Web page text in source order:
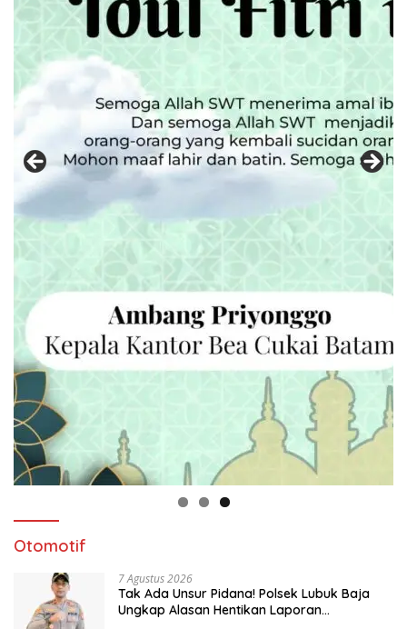
Otomotif
7 Agustus 2026
Tak Ada Unsur Pidana! Polsek Lubuk Baja
Ungkap Alasan Hentikan Laporan